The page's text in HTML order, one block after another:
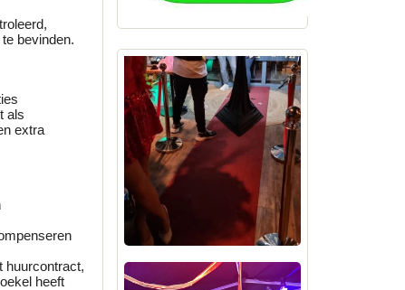
bevinden.
als
extra
huurcontract,
heeft